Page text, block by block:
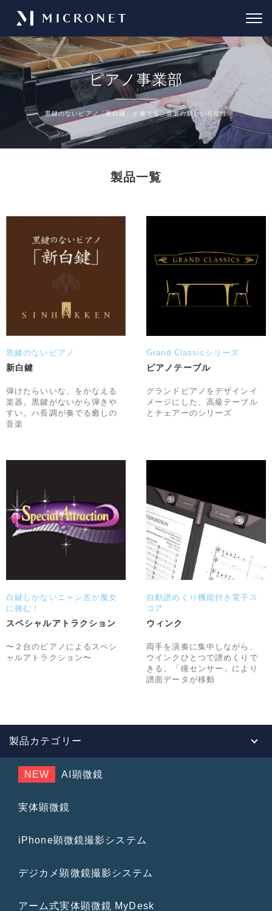
ピアノ事業部
黒鍵のないピアノ「新白鍵」が奏でる、音楽の新しい可能性
製品一覧
黒鍵のないピアノ
新白鍵
弾けたらいいな、をかなえる
楽器。黒鍵がないから弾きや
すい。ハ長調が奏でる癒しの
音楽
Grand Classicシリーズ
ピアノテーブル
グランドピアノをデザインイ
メージにした、高級テーブル
とチェアーのシリーズ
白鍵しかないニャン吉が魔女
に挑む！
スペシャルアトラクション
〜２台のピアノによるスペシ
ャルアトラクション〜
自動譜めくり機能付き電子ス
コア
ウィンク
両手を演奏に集中しながら、
ウインクひとつで譜めくりで
きる。「瞳センサー」により
譜面データが移動
製品カテゴリー
NEW AI顕微鏡
実体顕微鏡
iPhone顕微鏡撮影システム
デジカメ顕微鏡撮影システム
アーム式実体顕微鏡 MyDesk